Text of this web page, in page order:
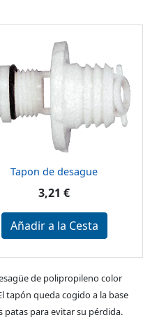
Tapon de desague
3,21 €
Añadir a la Cesta
de polipropileno color
tapón queda cogido a la base
patas para evitar su pérdida.